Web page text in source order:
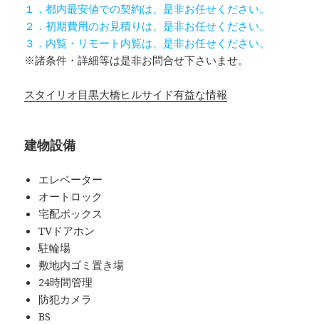
１．都内最安値での契約は、是非お任せください。
２．初期費用のお見積りは、是非お任せください。
３．内覧・リモート内覧は、是非お任せください。
※諸条件・詳細等は是非お問合せ下さいませ。
スタイリオ目黒大橋ヒルサイド有益な情報
建物設備
エレベーター
オートロック
宅配ボックス
TVドアホン
駐輪場
敷地内ゴミ置き場
24時間管理
防犯カメラ
BS